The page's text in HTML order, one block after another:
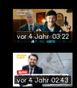
vor 4 Jahren03:22
vor 4 Jahren02:43